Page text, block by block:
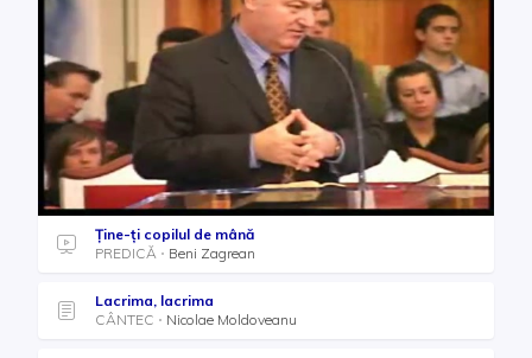
Ţine-ţi copilul de mână
PREDICĂ
Beni Zagrean
Lacrima, lacrima
CÂNTEC
Nicolae Moldoveanu